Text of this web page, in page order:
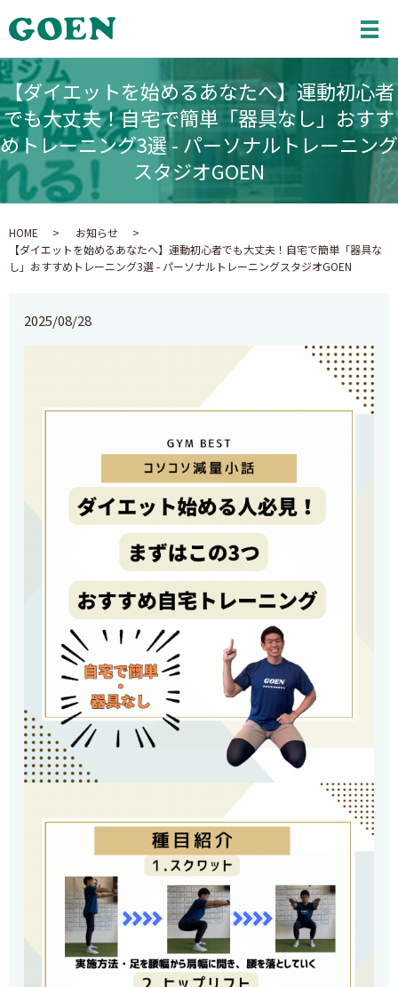
メ
【ダイエットを始めるあなたへ】運動初心者
でも大丈夫！自宅で簡単「器具なし」おすす
めトレーニング3選 - パーソナルトレーニング
スタジオGOEN
HOME
お知らせ
【ダイエットを始めるあなたへ】運動初心者でも大丈夫！自宅で簡単「器具な
し」おすすめトレーニング3選 - パーソナルトレーニングスタジオGOEN
2025/08/28